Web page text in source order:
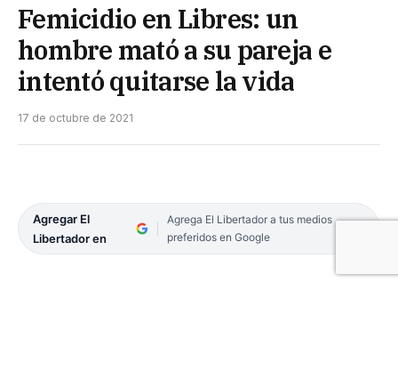
Femicidio en Libres: un
hombre mató a su pareja e
intentó quitarse la vida
17 de octubre de 2021
Agregar El
Libertador en
Agrega El Libertador a tus medios
preferidos en Google